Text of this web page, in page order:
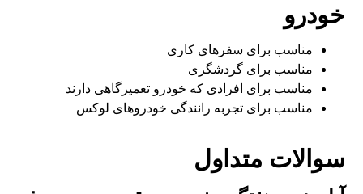
خودرو
مناسب برای سفرهای کاری
مناسب برای گردشگری
مناسب برای افرادی که خودرو تعمیرگاهی دارند
مناسب برای تجربه رانندگی خودروهای لوکس
سوالات متداول